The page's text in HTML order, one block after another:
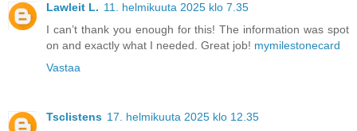
Lawleit L. 11. helmikuuta 2025 klo 7.35
I can’t thank you enough for this! The information was spot
on and exactly what I needed. Great job! mymilestonecard
Vastaa
Tsclistens 17. helmikuuta 2025 klo 12.35